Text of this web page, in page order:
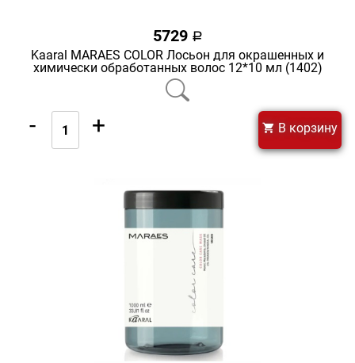
5729 a
Kaaral MARAES COLOR Лосьон для окрашенных и
химически обработанных волос 12*10 мл (1402)
- + В корзину